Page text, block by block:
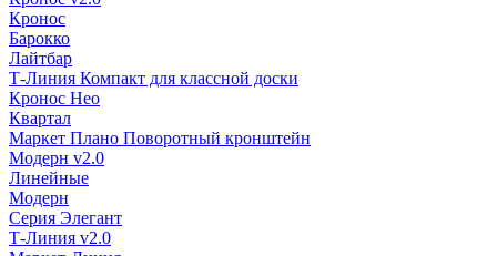
Кронос
Барокко
Лайтбар
Т-Линия Компакт для классной доски
Кронос Нео
Квартал
Маркет Плано Поворотный кронштейн
Модерн v2.0
Линейные
Модерн
Серия Элегант
Т-Линия v2.0